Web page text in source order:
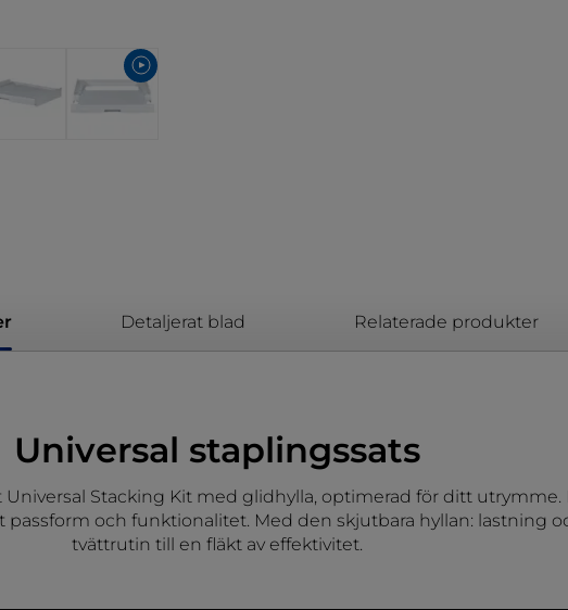
Detaljerat blad Relaterade produkter
Universal staplingssats
Stacking Kit med glidhylla, optimerad för ditt
och funktionalitet. Med den skjutbara hyllan: lastning
tvättrutin till en fläkt av effektivitet.